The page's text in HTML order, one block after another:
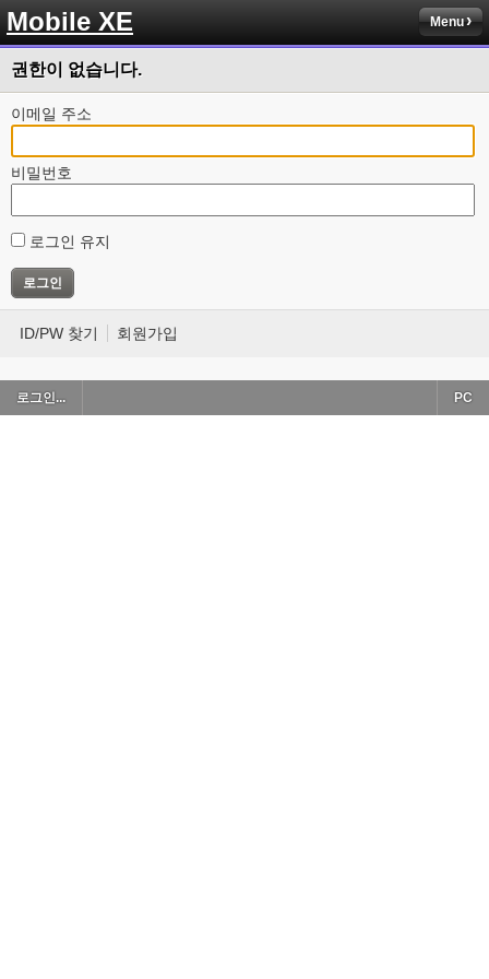
Mobile XE Menu
권한이 없습니다.
이메일 주소
비밀번호
로그인 유지
ID/PW 찾기 회원가입
로그인... PC